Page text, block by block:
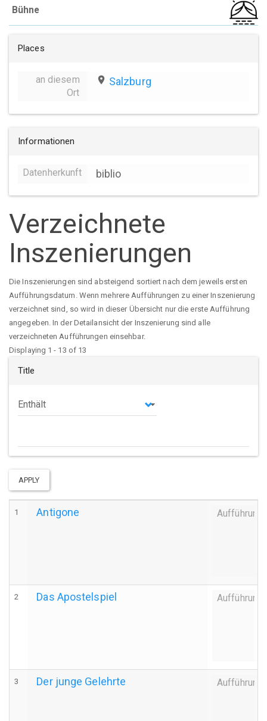
Bühne
Places
an diesem
Ort
place Salzburg
Informationen
Datenherkunft biblio
Verzeichnete
Inszenierungen
Die Inszenierungen sind absteigend sortiert nach dem jeweils ersten
Aufführungsdatum. Wenn mehrere Aufführungen zu einer Inszenierung
verzeichnet sind, so wird in dieser Übersicht nur die erste Aufführung
angegeben. In der Detailansicht der Inszenierung sind alle
verzeichneten Aufführungen einsehbar.
Displaying 1 - 13 of 13
Title
Operator
APPLY
1 Antigone Aufführung
2 Das Apostelspiel Aufführung
3 Der junge Gelehrte Aufführung